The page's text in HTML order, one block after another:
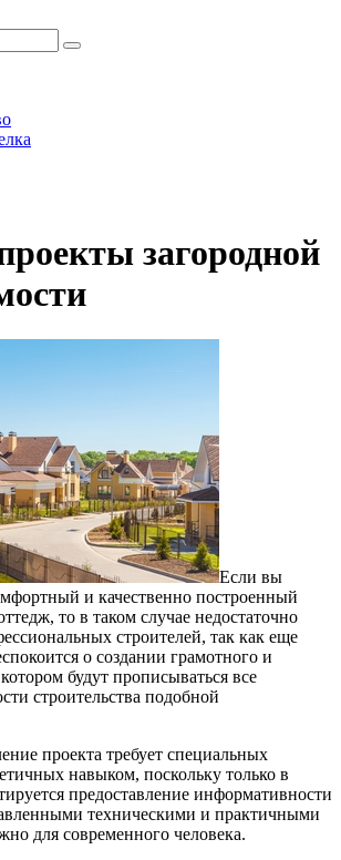
загородной
Если вы
и качественно построенный
то в таком случае недостаточно
строителей, так как еще
о создании грамотного и
будут прописываться все
строительства подобной
проекта требует специальных
навыком, поскольку только в
предоставление информативности
техническими и практичными
для современного человека.